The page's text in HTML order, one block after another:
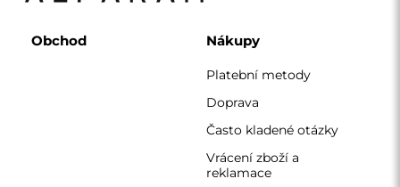
Obchod Nákupy
Platební metody
Doprava
Často kladené otázky
Vrácení zboží a
reklamace